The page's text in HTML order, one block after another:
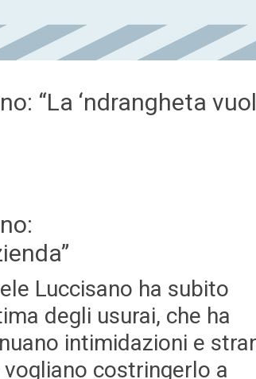
“La ‘ndrangheta
Luccisano ha subito
degli usurai, che ha
intimidazioni e
vogliano costringerlo a